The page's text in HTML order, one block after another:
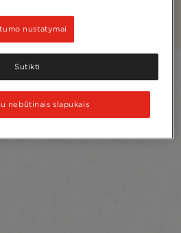
Sort:Labiausiai rekomenduojama
nustatymai
nebūtinais slapukais
Sutikti